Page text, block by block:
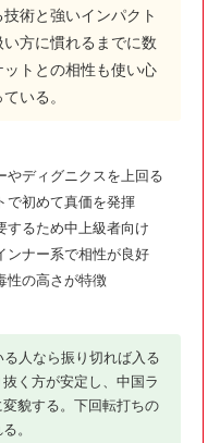
術と強いインパクト
方に慣れるまでに数
トとの相性も使い心
いる。
やディグニクスを上回る
で初めて真価を発揮
するため中上級者向け
ンナー系で相性が良好
性の高さが特徴
人なら振り切れば入る
く方が安定し、中国ラ
貌する。下回転打ちの
。